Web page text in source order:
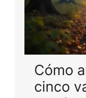
Cómo
cinco